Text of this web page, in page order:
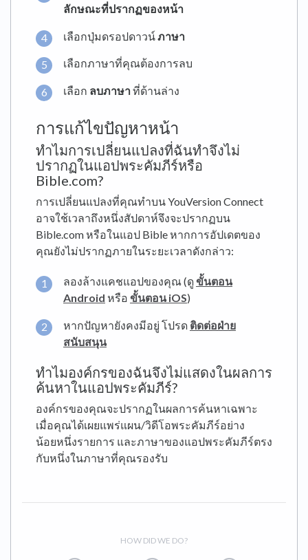
ลักษณะที่ปรากฏของหน้า
เลือกปุ่มดรอปดาวน์ภาษา
เลือกภาษาที่คุณต้องการลบ
เลือก ลบภาษาที่ด้านล่าง
การแก้ไขปัญหาหน้า
ทำไมการเปลี่ยนแปลงที่ฉันทำจึงไม่
ปรากฏในแอปพระคัมภีร์หรือ
Bible.com?
การเปลี่ยนแปลงที่คุณทำบน YouVersion Connect
อาจใช้เวลาถึงหนึ่งสัปดาห์จึงจะปรากฏบน
Bible.com หรือในแอป Bible หากการอัปเดตของ
คุณยังไม่ปรากฏภายในระยะเวลาดังกล่าว:
ลองล้างแคชแอปของคุณ (ดูขั้นตอน
Android หรือ ขั้นตอน iOS)
หากปัญหายังคงมีอยู่ โปรด ติดต่อฝ่าย
สนับสนุน
ทำไมองค์กรของฉันจึงไม่แสดงในผลการ
ค้นหาในแอปพระคัมภีร์?
องค์กรของคุณจะปรากฏในผลการค้นหาเฉพาะ
เมื่อคุณได้เผยแพร่แผน/วิดีโอพระคัมภีร์อย่าง
น้อยหนึ่งรายการ และภาษาของแอปพระคัมภีร์ตรง
กับหนึ่งในภาษาที่คุณรองรับ
HOW DID WE DO?